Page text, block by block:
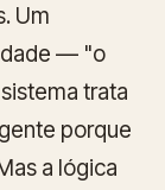
Um
— "o
trata
porque
a lógica